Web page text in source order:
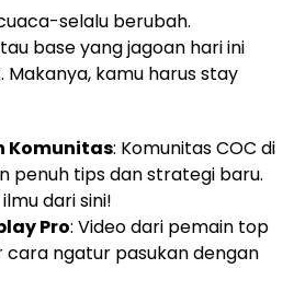
selalu berubah.
base yang jagoan hari ini
Makanya, kamu harus stay
Komunitas: Komunitas COC di
penuh tips dan strategi baru.
dari sini!
Pro: Video dari pemain top
cara ngatur pasukan dengan